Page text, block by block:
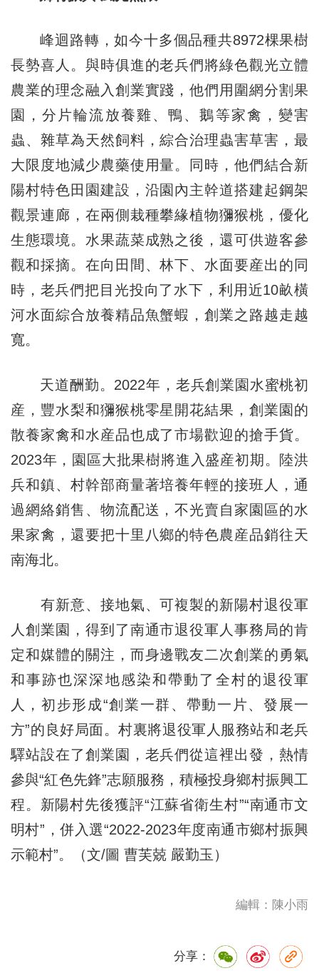
峰迴路轉，如今十多個品種共8972棵果樹
長勢喜人。與時俱進的老兵們將綠色觀光立體
農業的理念融入創業實踐，他們用圍網分割果
園，分片輪流放養雞、鴨、鵝等家禽，變害
蟲、雜草為天然飼料，綜合治理蟲害草害，最
大限度地減少農藥使用量。同時，他們結合新
陽村特色田園建設，沿園內主幹道搭建起鋼架
觀景連廊，在兩側栽種攀緣植物獼猴桃，優化
生態環境。水果蔬菜成熟之後，還可供遊客參
觀和採摘。在向田間、林下、水面要産出的同
時，老兵們把目光投向了水下，利用近10畝橫
河水面綜合放養精品魚蟹蝦，創業之路越走越
寬。
天道酬勤。2022年，老兵創業園水蜜桃初
産，豐水梨和獼猴桃零星開花結果，創業園的
散養家禽和水産品也成了市場歡迎的搶手貨。
2023年，園區大批果樹將進入盛産初期。陸洪
兵和鎮、村幹部商量著培養年輕的接班人，通
過網絡銷售、物流配送，不光賣自家園區的水
果家禽，還要把十里八鄉的特色農産品銷往天
南海北。
有新意、接地氣、可複製的新陽村退役軍
人創業園，得到了南通市退役軍人事務局的肯
定和媒體的關注，而身邊戰友二次創業的勇氣
和事跡也深深地感染和帶動了全村的退役軍
人，初步形成“創業一群、帶動一片、發展一
方”的良好局面。村裏將退役軍人服務站和老兵
驛站設在了創業園，老兵們從這裡出發，熱情
參與“紅色先鋒”志願服務，積極投身鄉村振興工
程。新陽村先後獲評“江蘇省衛生村”“南通市文
明村”，併入選“2022-2023年度南通市鄉村振興
示範村”。（文/圖 曹芙兢 嚴勤玉）
編輯：陳小雨
分享：